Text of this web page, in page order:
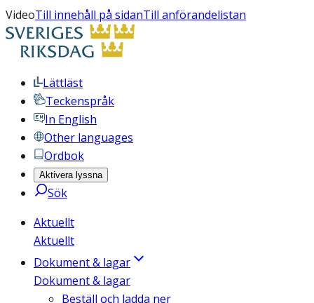
VideoTill innehåll på sidanTill anförandelistan
Lättläst
Teckenspråk
In English
Other languages
Ordbok
Aktivera lyssna
Sök
Aktuellt
Aktuellt
Dokument & lagar
Dokument & lagar
Beställ och ladda ner